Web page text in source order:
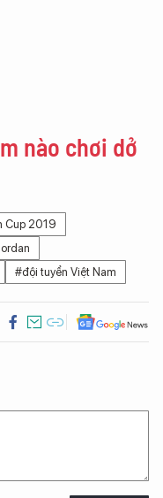
nào chơi dở
Cup 2019
#đội tuyển Việt Nam